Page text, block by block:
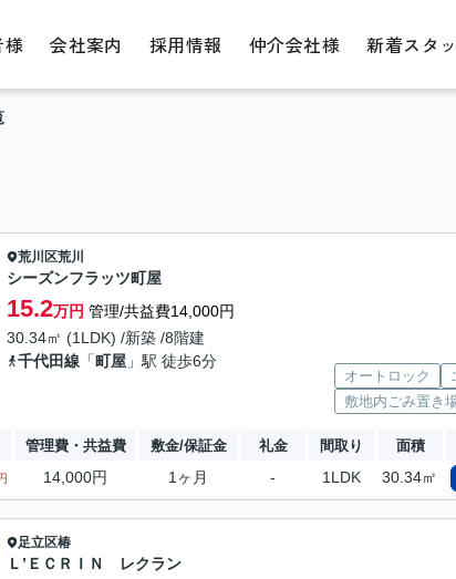
様 会社案内 採用情報 仲介会社様 新着スタ
荒川区荒川
シーズンフラッツ町屋
15.2万円 管理/共益費14,000円
30.34㎡ (1LDK) /新築 /8階建
千代田線 「町屋 」駅 徒歩6分
オートロック
敷地内ごみ置き
管理費・共益費 敷金/保証金 礼金 間取り 面積
14,000円 1ヶ月 - 1LDK 30.34㎡
足立区椿
Ｌ’ＥＣＲＩＮ レクラン